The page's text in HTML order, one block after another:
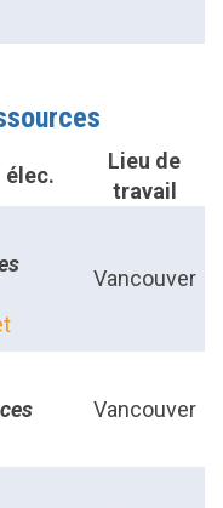
élec.
Lieu de
travail
Vancouver
Vancouver